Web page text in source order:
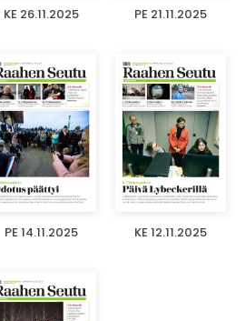
KE 26.11.2025 PE 21.11.2025
PE 14.11.2025 KE 12.11.2025